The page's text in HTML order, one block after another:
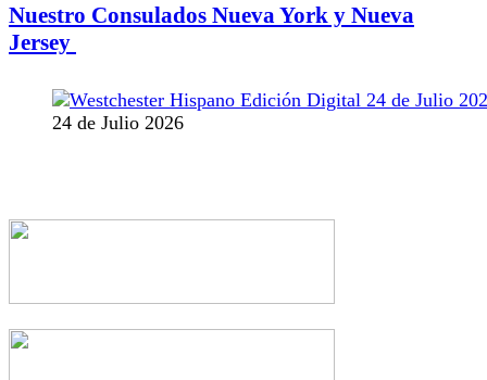
Nuestro Consulados Nueva York y Nueva
Jersey
24 de Julio 2026